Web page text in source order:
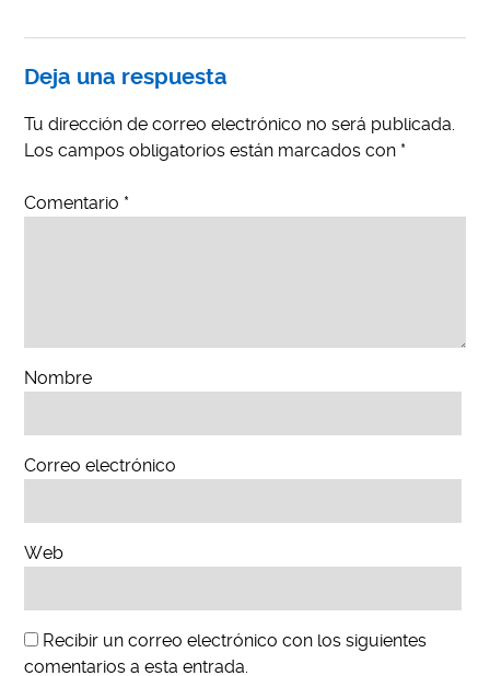
Deja una respuesta
Tu dirección de correo electrónico no será publicada.
Los campos obligatorios están marcados con *
Comentario *
Nombre
Correo electrónico
Web
Recibir un correo electrónico con los siguientes
comentarios a esta entrada.